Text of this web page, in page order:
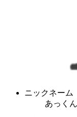
ニックネーム
あっくん